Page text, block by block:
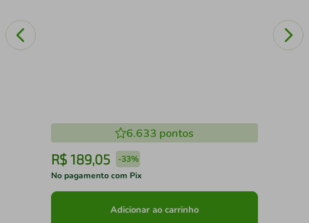
6.633 pontos
R$ 189,05 -33%
No pagamento com Pix
Adicionar ao carrinho